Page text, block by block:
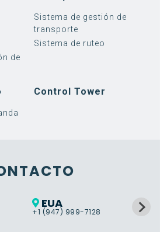
de
Sistema de gestión de
transporte
Sistema de ruteo
Control Tower
Cloud Services
EUA
+1 (947) 999-7128